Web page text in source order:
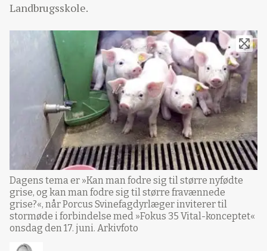
Landbrugsskole.
Dagens tema er »Kan man fodre sig til større nyfødte
grise, og kan man fodre sig til større fravænnede
grise?«, når Porcus Svinefagdyrlæger inviterer til
stormøde i forbindelse med »Fokus 35 Vital-konceptet«
onsdag den 17. juni. Arkivfoto